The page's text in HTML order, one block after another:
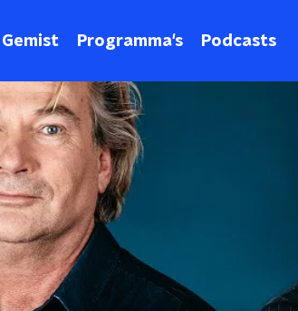
Gemist Programma's Podcasts